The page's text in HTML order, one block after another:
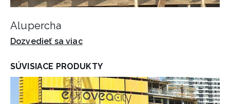
Alupercha
Dozvedieť sa viac
SÚVISIACE PRODUKTY